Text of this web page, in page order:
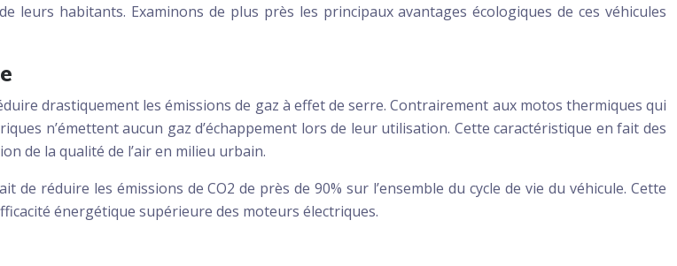
leurs habitants. Examinons de plus près les principaux avantages écologiques de ces véhicules
drastiquement les émissions de gaz à effet de serre. Contrairement aux motos thermiques qui
n’émettent aucun gaz d’échappement lors de leur utilisation. Cette caractéristique en fait des
de la qualité de l’air en milieu urbain.
réduire les émissions de CO2 de près de 90% sur l’ensemble du cycle de vie du véhicule. Cette
énergétique supérieure des moteurs électriques.